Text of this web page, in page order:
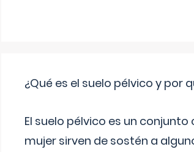
¿Qué es el suelo pélvico y por
El suelo pélvico es un
mujer sirven de sostén a